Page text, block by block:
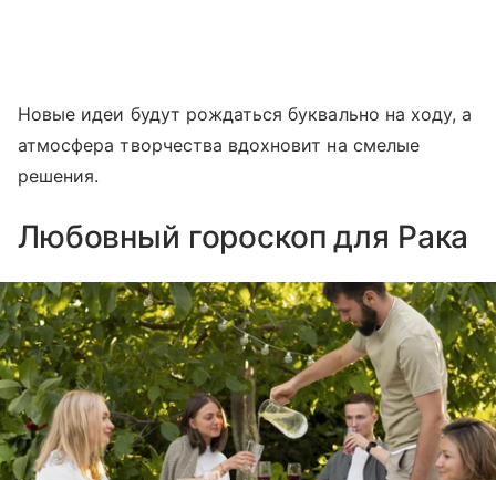
Новые идеи будут рождаться буквально на ходу, а
атмосфера творчества вдохновит на смелые
решения.
Любовный гороскоп для Рака